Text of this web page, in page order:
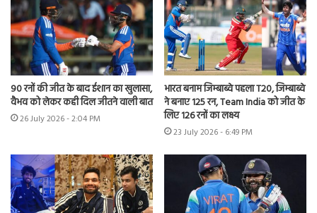
90 रनों की जीत के बाद ईशान का खुलासा,
वैभव को लेकर कही दिल जीतने वाली बात
26 July 2026 - 2:04 PM
भारत बनाम जिम्बाब्वे पहला T20, जिम्बाब्वे
ने बनाए 125 रन, Team India को जीत के
लिए 126 रनों का लक्ष्य
23 July 2026 - 6:49 PM